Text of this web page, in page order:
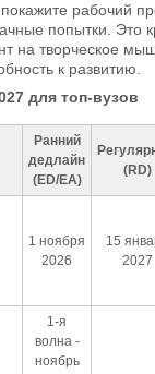
рабочий
попытки. Это
на творческое
к развитию.
для топ-вузов
Ранний
дедлайн
(ED/EA)
(RD)
1 ноября
2026
15
2027
1-я
волна -
ноябрь